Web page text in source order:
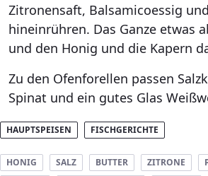
Zitronensaft, Balsamicoessig
hineinrühren. Das Ganze etwas
und den Honig und die Kapern
Zu den Ofenforellen passen
Spinat und ein gutes Glas
HAUPTSPEISEN FISCHGERICHTE
HONIG SALZ BUTTER ZITRONE